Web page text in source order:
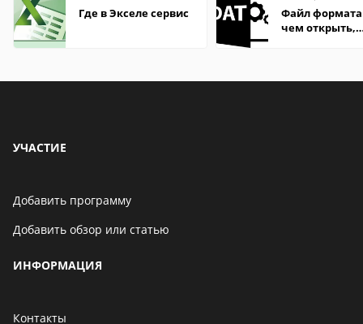
Где в Экселе сервис
Файл формата
чем открыть,
УЧАСТИЕ
Добавить программу
Добавить обзор или статью
ИНФОРМАЦИЯ
Контакты